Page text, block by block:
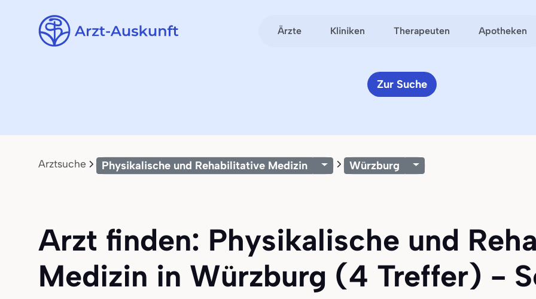
Ärzte Kliniken Therapeuten Apotheken
Zur Suche
Arztsuche Physikalische und Rehabilitative Medizin Würzburg
Arzt finden: Physikalische und
Medizin in Würzburg (4 Treffer) -